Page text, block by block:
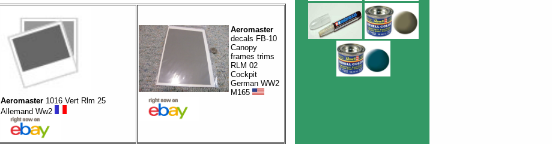
Aeromaster1016 Vert Rlm 25
Allemand Ww2
Aeromaster
decals FB-10
Canopy
frames trims
RLM 02
Cockpit
German WW2
M165